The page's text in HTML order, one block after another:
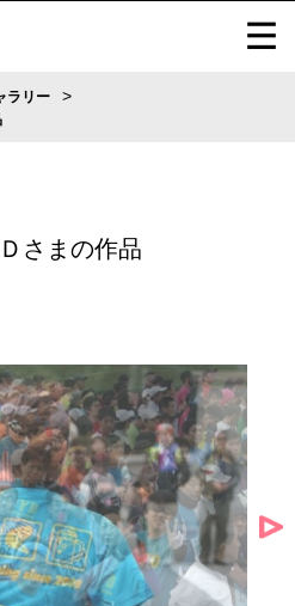
ラリー >
さまの作品